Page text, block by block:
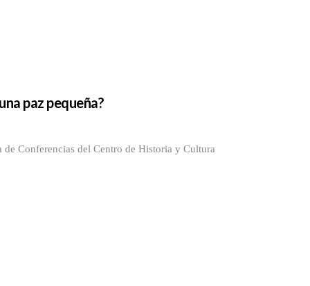
paz pequeña?
Conferencias del Centro de Historia y Cultura